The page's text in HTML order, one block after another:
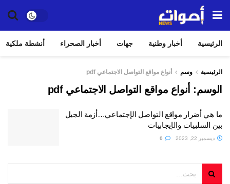
الرئيسية أخبار وطنية جهات أخبار الصحراء أنشطة ملكية
الرئيسية وسم أنواع مواقع التواصل الاجتماعي pdf
الوسم: أنواع مواقع التواصل الاجتماعي pdf
ما هي أضرار مواقع التواصل الإجتماعي…أزمة الجيل
بين السلبيات والإيجابيات
ديسمبر 22, 2023